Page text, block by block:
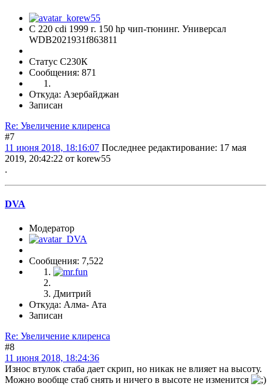
C 220 cdi 1999 г. 150 hp чип-тюнинг. Универсал
WDB2021931f863811
Статус С230К
Сообщения: 871
Откуда: Азербайджан
Записан
Re: Увеличение клиренса
#7
11 июня 2018, 18:16:07 Последнее редактирование: 17 мая
2019, 20:42:22 от korew55
.
DVA
Модератор
Сообщения: 7,522
Дмитрий
Откуда: Алма- Ата
Записан
Re: Увеличение клиренса
#8
11 июня 2018, 18:24:36
Износ втулок стаба дает скрип, но никак не влияет на высоту.
Можно вообще стаб снять и ничего в высоте не изменится